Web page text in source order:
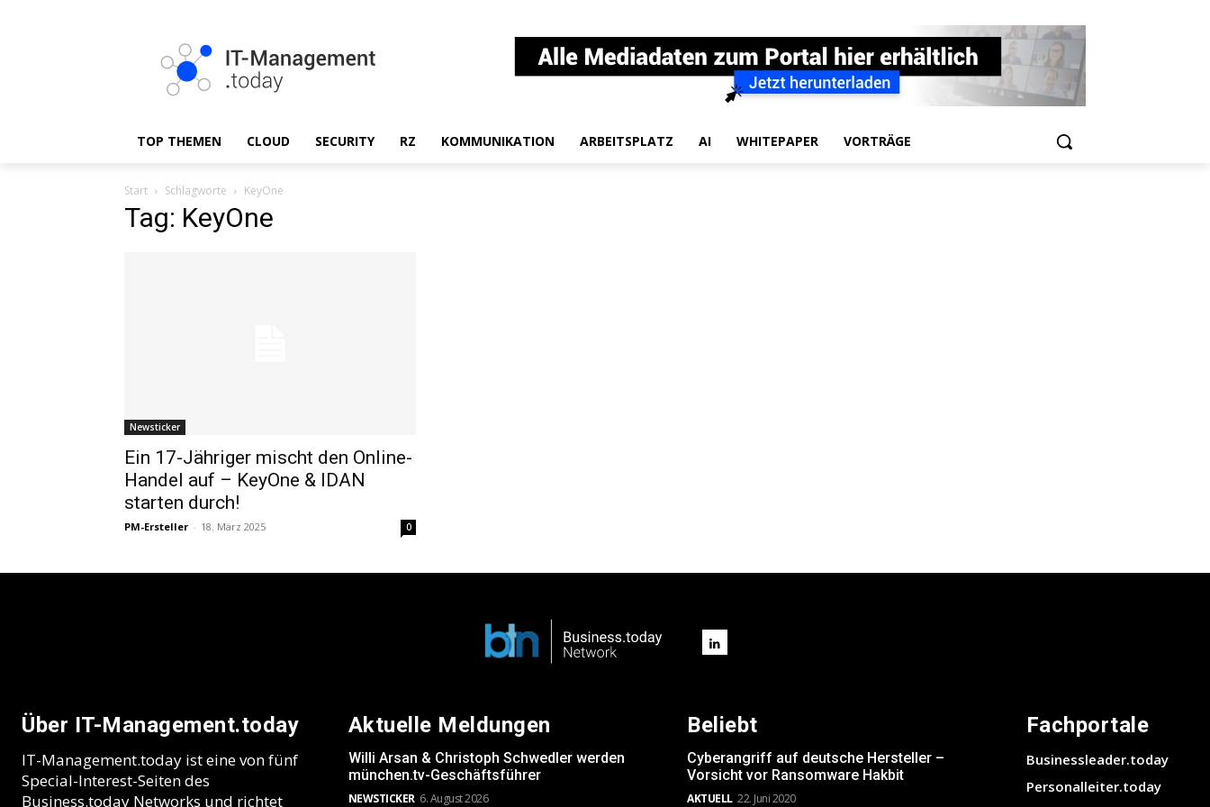
TOP THEMEN CLOUD SECURITY RZ KOMMUNIKATION ARBEITSPLATZ AI WHITEPAPER VORTRÄGE
Start Schlagworte KeyOne
Tag: KeyOne
Newsticker
Ein 17-Jähriger mischt den Online-
Handel auf – KeyOne & IDAN
starten durch!
PM-Ersteller - 18. März 2025 0
Über IT-Management.today
IT-Management.today ist eine von fünf
Special-Interest-Seiten des
Business.today Networks und richtet
Aktuelle Meldungen
Willi Arsan & Christoph Schwedler werden
münchen.tv-Geschäftsführer
NEWSTICKER 6. August 2026
Beliebt
Cyberangriff auf deutsche Hersteller –
Vorsicht vor Ransomware Hakbit
AKTUELL 22. Juni 2020
Fachportale
Businessleader.today
Personalleiter.today